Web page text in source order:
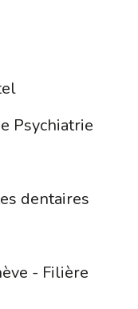
Psychiatrie
dentaires
- Filière